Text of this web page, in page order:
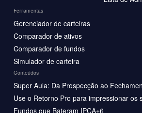
Ferramentas
Gerenciador de carteiras
Comparador de ativos
Comparador de fundos
Simulador de carteira
Conteúdos
Super Aula: Da Prospecção ao
Use o Retorno Pro para impressionar os
Fundos que Bateram IPCA+6